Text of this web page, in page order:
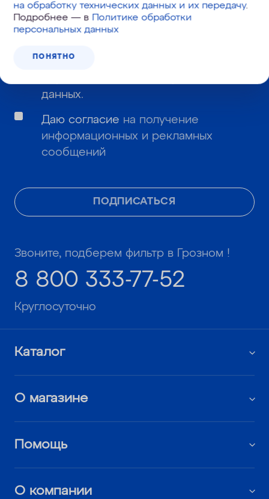
на обработку технических данных и их передачу.
Подробнее — в Политике обработки
персональных данных
ПОНЯТНО
ПОДПИСАТЬСЯ
Даюсогласие
что я ознакомлен с
данных.
Даю согласие на получение
информационных и рекламных
сообщений
Звоните, подберем фильтр в Грозном !
8 800 333-77-52
Круглосуточно
Каталог
О магазине
Помощь
О компании